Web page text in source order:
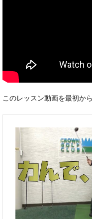
このレッスン動画を最初か